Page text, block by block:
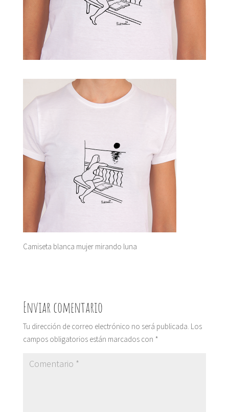
Camiseta blanca mujer mirando luna
Enviar comentario
Tu dirección de correo electrónico no será publicada. Los
campos obligatorios están marcados con *